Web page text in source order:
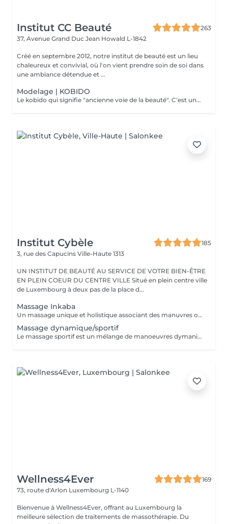
Institut CC Beauté
263
37, Avenue Grand Duc Jean Howald L-1842
Créé en septembre 2012, notre institut de beauté est un lieu
chaleureux et convivial, où l'on vient prendre soin de soi dans
une ambiance détendue et ...
Modelage | KOBIDO
Le kobido qui signifie "ancienne voie de la beauté". C'est une très ancienne technique de massage japonais. Le massage facial kobido régénère, stimule le teint de la peau du visage, améliore la circulation sanguine et lymphatique, favorise la relaxation des tissus et du cuir chevelu.
Institut Cybèle
185
3, rue des Capucins Ville-Haute 1313
UN INSTITUT DE BEAUTÉ AU SERVICE DE VOTRE BIEN-ÊTRE
EN PLEIN COEUR DU CENTRE VILLE Situé en plein centre ville
de Luxembourg à deux pas de la place d...
Massage Inkaba
Un massage unique et holistique associant des manuvres originaire du monde entier, alliant mouvements lents et appuyés. Ce massage stimule les défenses immunitaires de notre corps et augmente le niveau d'énergie. Evasion et relaxation profonde garanties !
Massage dynamique/sportif
Le massage sportif est un mélange de manoeuvres dymaniques et profondes sur les muscles : pétrissages, frictions, pressions, vibrations et étirements contribuent à préparer, restaurer ou entretenir le physique du sportif ou de toute autre personne physiquement active. Véritable booster d'énergie, ce massage stimule et revitalise.
Wellness4Ever
169
73, route d'Arlon Luxembourg L-1140
Bienvenue à Wellness4Ever, offrant au Luxembourg la
meilleure sélection de traitements de massothérapie. Du